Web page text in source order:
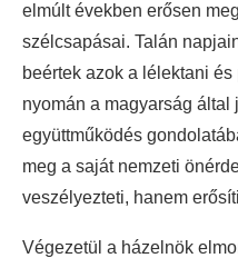
elmúlt években erősen
szélcsapásai. Talán
beértek azok a lélektani
nyomán a magyarság által
együttműködés
meg a saját nemzeti
veszélyezteti, hanem
Végezetül a házelnök